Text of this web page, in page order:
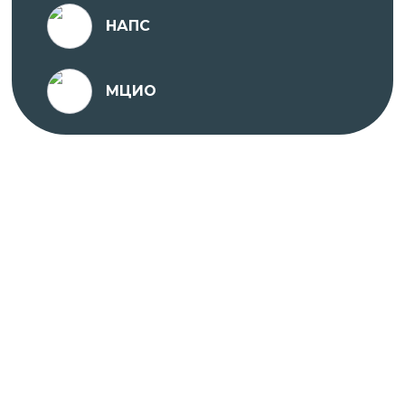
Санкт-Петербурга на основании
Распоряжения от 14 декабря 2021 года,
№ 4192, выданная Комитетом по
образованию Правительства Санкт-
Петербурга на основании Распоряжения от
НАПС
МЦИО